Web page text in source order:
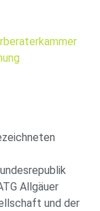
Allgäuer
und der